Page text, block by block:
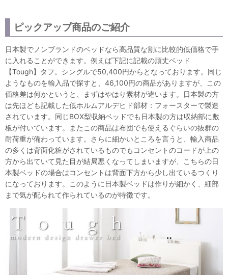
ピックアップ商品のご紹介
日本製でノンブランドのベッドなら高品質な割に比較的低価格で手
に入れることができます。例えば下記に記載の頑丈ベッド
【Tough】タフ。シングルで50,400円からとなっております。同じ
ようなものを輸入品で探すと、46,100円の商品がありますが、この
価格差は何かというと、まずはやはり素材が違います。日本製の方
は先ほども記載した低ホルムアルデヒド部材：フォースターで製造
されています。同じBOX型収納ベッドでも日本製の方は収納部に敷
板が付いています。またこの商品は布団でも使えるぐらいの抜群の
耐荷重が備わっています。さらに細かいところを言うと、輸入商品
の多くは背面化粧がされているものでもコンセントのコードが上の
方から出ていて見た目が結局悪くなってしまいますが、こちらの日
本製ベッドの場合はコンセントは背面下方から少し出ているつくり
になっております。このように日本製ベッドは作りが細かく、細部
まで気が配られて作られているのが特徴です。